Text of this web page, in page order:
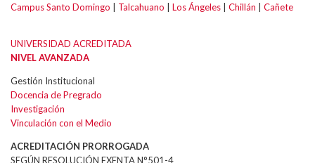
Campus Santo Domingo | Talcahuano | Los Ángeles | Chillán | Cañete
UNIVERSIDAD ACREDITADA
NIVEL AVANZADA
Gestión Institucional
Docencia de Pregrado
Investigación
Vinculación con el Medio
ACREDITACIÓN PRORROGADA
SEGÚN RESOLUCIÓN EXENTA N°501-4